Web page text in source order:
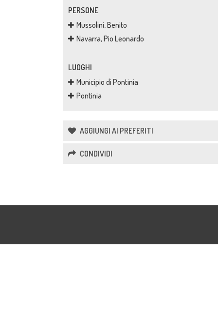
PERSONE
Mussolini, Benito
Navarra, Pio Leonardo
LUOGHI
Municipio di Pontinia
Pontinia
AGGIUNGI AI PREFERITI
CONDIVIDI